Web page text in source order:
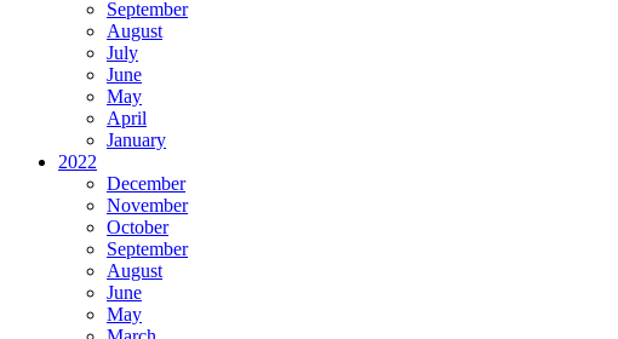
September
August
July
June
May
April
January
2022
December
November
October
September
August
June
May